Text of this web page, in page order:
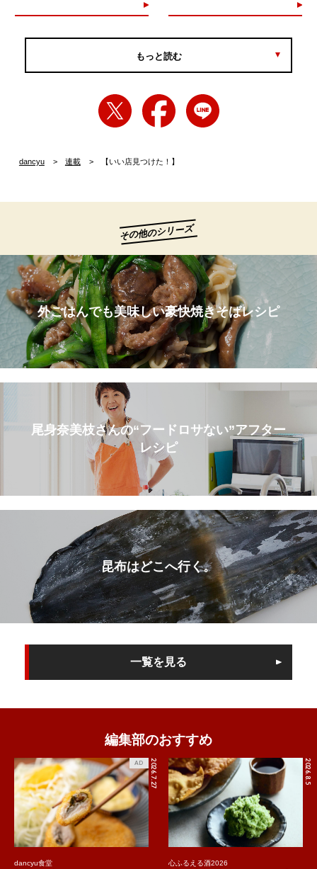
もっと読む
dancyu 連載 【いい店見つけた！】
その他のシリーズ
外ごはんでも美味しい豪快焼きそばレシピ
尾身奈美枝さんの“フードロサない”アフター
レシピ
昆布はどこへ行く。
一覧を見る
編集部のおすすめ
2026.7.27
AD
dancyu食堂
2026.8.5
心ふるえる酒2026